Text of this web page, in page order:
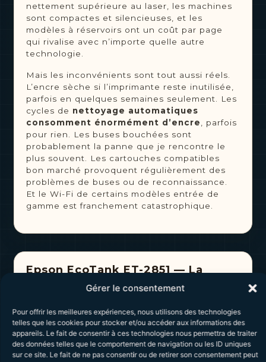
Gérer le consentement
Pour offrir les meilleures expériences, nous utilisons des technologies
telles que les cookies pour stocker et/ou accéder aux informations des
appareils. Le fait de consentir à ces technologies nous permettra de traiter
des données telles que le comportement de navigation ou les ID uniques
sur ce site. Le fait de ne pas consentir ou de retirer son consentement peut
nettement supérieure au laser, les machines
sont compactes et silencieuses, et les
modèles à réservoirs ont un coût par page
qui rivalise avec n’importe quelle autre
technologie.
Mais les inconvénients sont tout aussi réels.
L’encre sèche si l’imprimante reste inutilisée,
parfois en quelques semaines seulement. Les
cycles de nettoyage automatiques
consomment énormément d’encre
, parfois
pour rien. Les buses bouchées sont
probablement la panne que je rencontre le
plus souvent. Les cartouches compatibles
bon marché provoquent régulièrement des
problèmes de buses ou de reconnaissance.
Et le Wi-Fi de certains modèles entrée de
gamme est franchement catastrophique.
Epson EcoTank ET-2851 — La
référence familiale rentable